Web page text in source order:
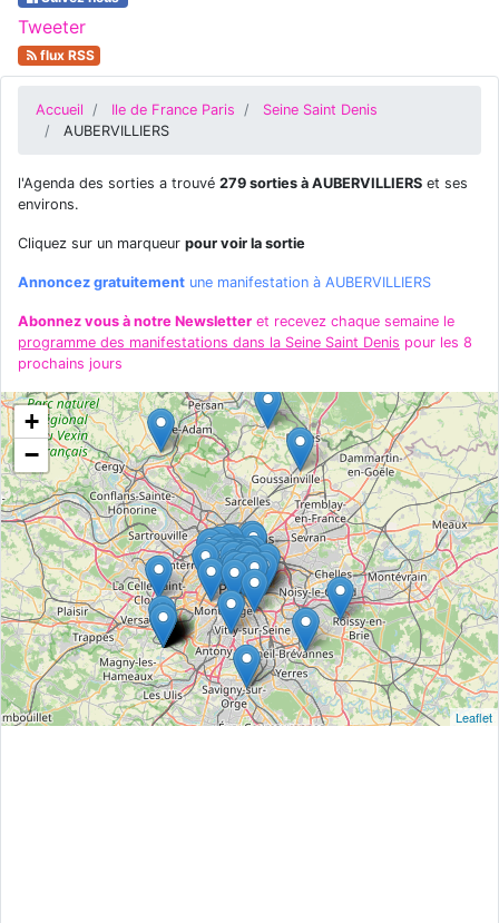
Tweeter
flux RSS
Accueil Ile de France Paris
Seine Saint Denis
AUBERVILLIERS
l'Agenda des sorties a trouvé 279 sorties à AUBERVILLIERS et ses
environs.
Cliquez sur un marqueur pour voir la sortie
Annoncez gratuitement une manifestation à AUBERVILLIERS
Abonnez vous à notre Newsletter et recevez chaque semaine le
programme des manifestations dans la Seine Saint Denis pour les 8
prochains jours
+
−
Leaflet